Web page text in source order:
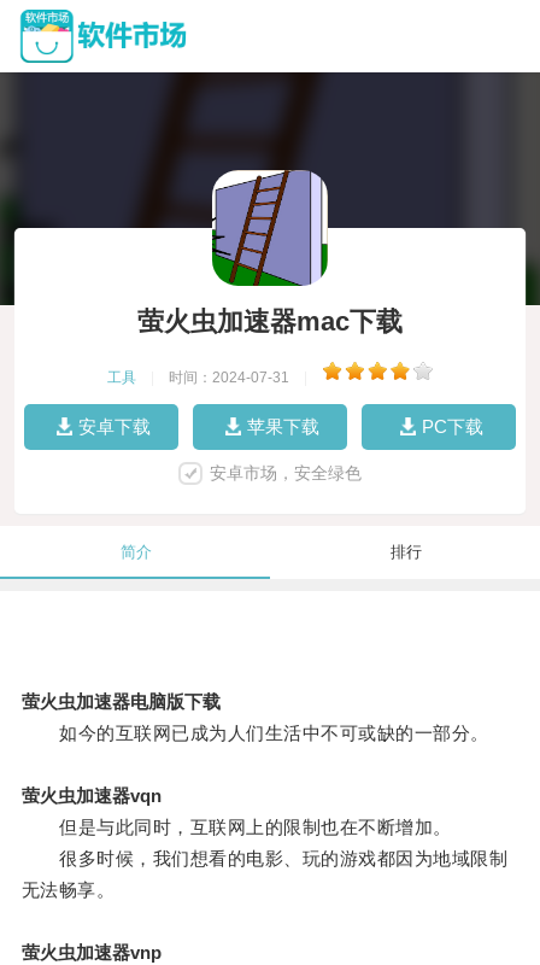
萤火虫加速器mac下载
工具 时间：2024-07-31
安卓下载 苹果下载 PC下载
安卓市场，安全绿色
简介 排行
萤火虫加速器电脑版下载
如今的互联网已成为人们生活中不可或缺的一部分。
萤火虫加速器vqn
但是与此同时，互联网上的限制也在不断增加。
很多时候，我们想看的电影、玩的游戏都因为地域限制
无法畅享。
萤火虫加速器vnp